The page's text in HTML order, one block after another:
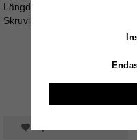
Längd: 4cm
Skruvlängd: ca 3,5cm
Spara som favorit